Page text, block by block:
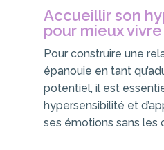
Accueillir son
pour mieux
Pour construire une
épanouie en tant
potentiel, il est
hypersensibilité et
ses émotions sans les